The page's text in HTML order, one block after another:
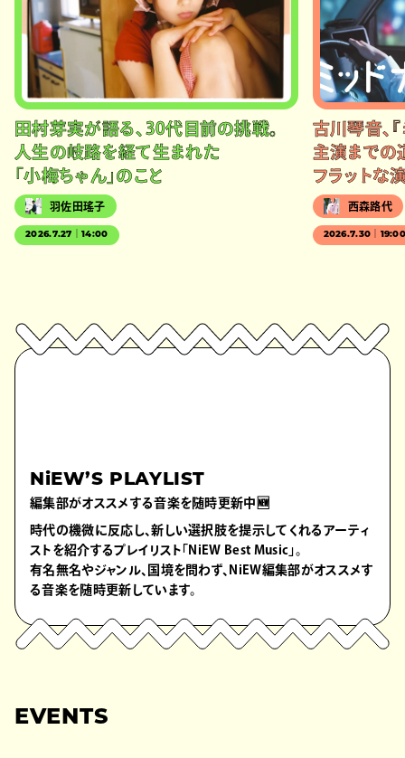
田村芽実が語る、30代目前の挑戦。
人生の岐路を経て生まれた
「小梅ちゃん」のこと
羽佐田瑤子
2026.7.27｜14:00
古川琴音、
主演までの
フラットな
西森路代
2026.7.30｜
NiEW’S PLAYLIST
編集部がオススメする音楽を随時更新中🆕
時代の機微に反応し、新しい選択肢を提示してくれるアーティ
ストを紹介するプレイリスト「NiEW Best Music」。
有名無名やジャンル、国境を問わず、NiEW編集部がオススメす
る音楽を随時更新しています。
EVENTS